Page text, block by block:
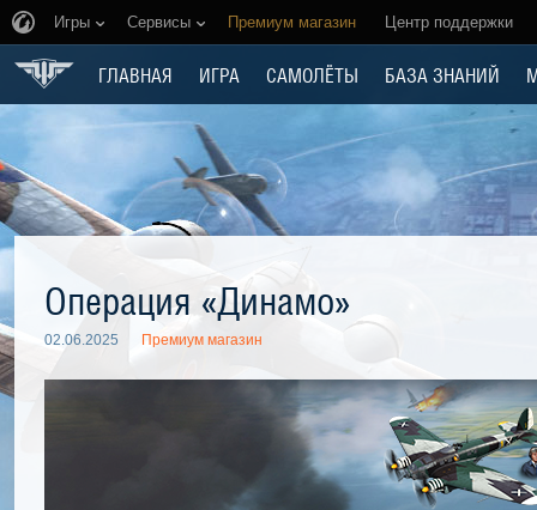
Игры Сервисы Премиум магазин Центр поддержки
ГЛАВНАЯ ИГРА САМОЛЁТЫ БАЗА ЗНАНИЙ
Операция «Динамо»
02.06.2025 Премиум магазин